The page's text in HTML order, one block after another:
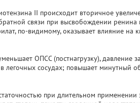
II происходит вторичное
связи при высвобождении
по-видимому, оказывает влияние на
ОПСС (постнагрузку), давление
легочных сосудах; повышает минутный
при длительном